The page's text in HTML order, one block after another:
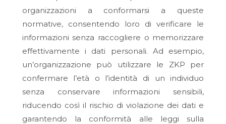
organizzazioni a conformarsi a queste
normative, consentendo loro di verificare le
informazioni senza raccogliere o memorizzare
effettivamente i dati personali. Ad esempio,
un’organizzazione può utilizzare le ZKP per
confermare l’età o l’identità di un individuo
senza conservare informazioni sensibili,
riducendo così il rischio di violazione dei dati e
garantendo la conformità alle leggi sulla